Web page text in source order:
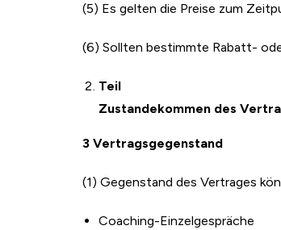
(5) Es gelten die Preise zum
(6) Sollten bestimmte Rabatt-
Teil
Zustandekommen des
3 Vertragsgegenstand
(1) Gegenstand des Vertrages
Coaching-Einzelgespräche